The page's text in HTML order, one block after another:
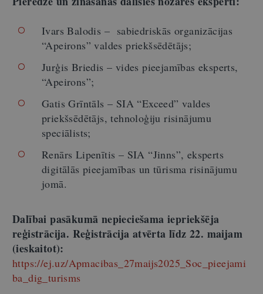
Ivars Balodis – sabiedriskās organizācijas
“Apeirons” valdes priekšsēdētājs;
Jurģis Briedis – vides pieejamības eksperts,
“Apeirons”;
Gatis Grīntāls – SIA “Exceed” valdes
priekšsēdētājs, tehnoloģiju risinājumu
speciālists;
Renārs Lipenītis – SIA “Jinns”, eksperts
digitālās pieejamības un tūrisma risinājumu
jomā.
Dalībai pasākumā nepieciešama iepriekšēja
reģistrācija. Reģistrācija atvērta līdz 22. maijam
(ieskaitot):
https://ej.uz/Apmacibas_27maijs2025_Soc_pieejami
ba_dig_turisms